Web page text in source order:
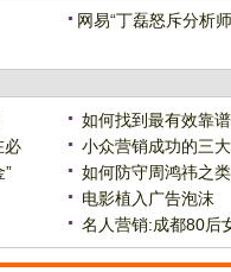
网易“丁磊怒斥分析
如何找到最有效靠
必
小众营销成功的三
”
如何防守周鸿祎之
电影植入广告泡沫
名人营销:成都80后